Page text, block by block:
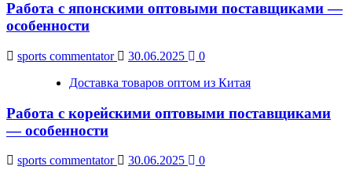
Работа с японскими оптовыми поставщиками —
особенности
sports commentator 30.06.2025
0
Доставка товаров оптом из Китая
Работа с корейскими оптовыми поставщиками
— особенности
sports commentator 30.06.2025
0